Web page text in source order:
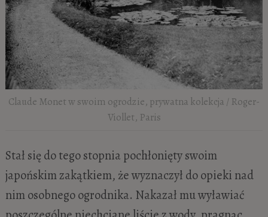
Claude Monet w swoim ogrodzie, prywatna kolekcja / Roger-
Viollet, Paris
Stał się do tego stopnia pochłonięty swoim
japońskim zakątkiem, że wyznaczył do opieki nad
nim osobnego ogrodnika. Nakazał mu wyławiać